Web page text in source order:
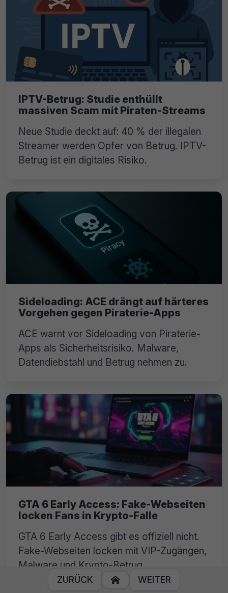
IPTV-Betrug: Studie enthüllt
massiven Scam mit Piraten-Streams
Neue Studie deckt auf: 40 % der illegalen
Streamer werden Opfer von Betrug. IPTV-
Betrug ist ein digitales Risiko.
Sideloading: ACE drängt auf härteres
Vorgehen gegen Piraterie-Apps
ACE warnt vor Sideloading von Piraterie-
Apps als Sicherheitsrisiko. Malware,
Datendiebstahl und Betrug nehmen zu.
GTA 6 Early Access: Fake-Webseiten
locken Fans in Krypto-Falle
GTA 6 Early Access gibt es offiziell nicht.
Fake-Webseiten locken mit VIP-Zugängen,
Malware und Krypto-Betrug.
ZURÜCK  WEITER